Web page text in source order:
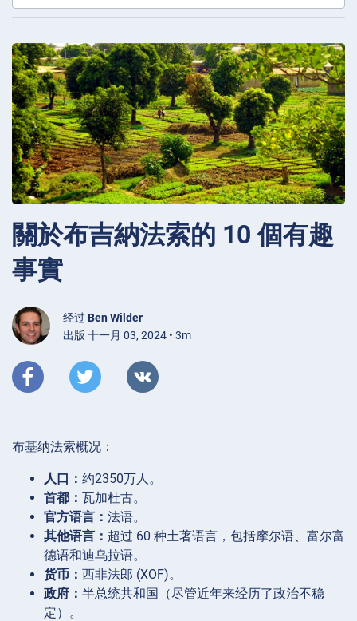
關於布吉納法索的 10 個有趣
事實
经过 Ben Wilder
出版 十一月 03, 2024 • 3m
布基纳法索概况：
人口： 约2350万人。
首都： 瓦加杜古。
官方语言： 法语。
其他语言： 超过 60 种土著语言，包括摩尔语、富尔富
德语和迪乌拉语。
货币： 西非法郎 (XOF)。
政府： 半总统共和国（尽管近年来经历了政治不稳
定）。